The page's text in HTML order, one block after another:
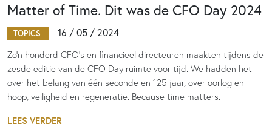
Matter of Time. Dit was de CFO Day 2024
TOPICS 16 / 05 / 2024
Zo’n honderd CFO’s en financieel directeuren maakten tijdens de
zesde editie van de CFO Day ruimte voor tijd. We hadden het
over het belang van één seconde en 125 jaar, over oorlog en
hoop, veiligheid en regeneratie. Because time matters.
LEES VERDER